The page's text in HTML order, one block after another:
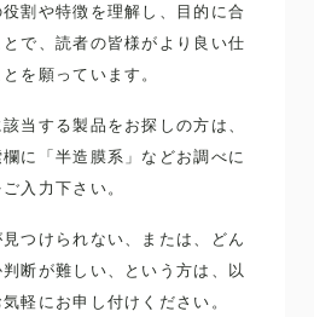
割や特徴を理解し、目的に合
で、読者の皆様がより良い仕
を願っています。
当する製品をお探しの方は、
に「半造膜系」などお調べに
入力下さい。
つけられない、または、どん
断が難しい、という方は、以
軽にお申し付けください。